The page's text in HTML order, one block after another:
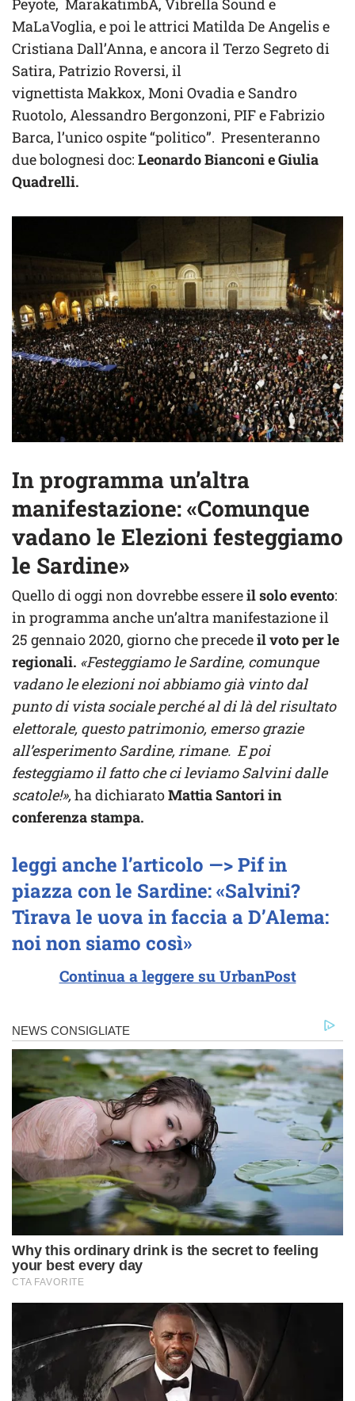
Peyote, MarakatimbA, Vibrella Sound e
MaLaVoglia, e poi le attrici Matilda De Angelis e
Cristiana Dall’Anna, e ancora il Terzo Segreto di
Satira, Patrizio Roversi, il
vignettista Makkox, Moni Ovadia e Sandro
Ruotolo, Alessandro Bergonzoni, PIF e Fabrizio
Barca, l’unico ospite “politico”. Presenteranno
due bolognesi doc: Leonardo Bianconi e Giulia
Quadrelli.
In programma un’altra
manifestazione: «Comunque
vadano le Elezioni festeggiamo
le Sardine»
Quello di oggi non dovrebbe essereil solo evento:
in programma anche un’altra manifestazione il
25 gennaio 2020, giorno che precedeil voto per le
regionali. «Festeggiamo le Sardine, comunque
vadano le elezioni noi abbiamo già vinto dal
punto di vista sociale perché al di là del risultato
elettorale, questo patrimonio, emerso grazie
all’esperimento Sardine, rimane. E poi
festeggiamo il fatto che ci leviamo Salvini dalle
scatole!»,ha dichiaratoMattia Santori in
conferenza stampa.
leggi anche l’articolo —> Pif in
piazza con le Sardine: «Salvini?
Tirava le uova in faccia a D’Alema:
noi non siamo così»
Continua a leggere su UrbanPost